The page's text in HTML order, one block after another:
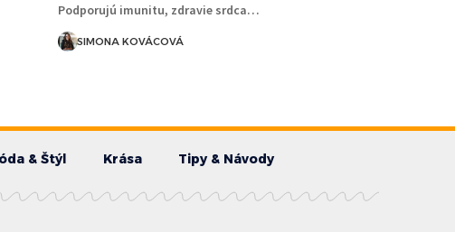
Podporujú imunitu, zdravie srdca…
SIMONA KOVÁCOVÁ
& Štýl Krása Tipy & Návody